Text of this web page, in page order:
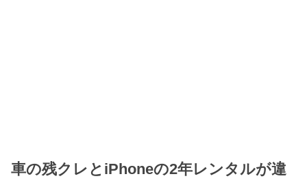
車の残クレとiPhoneの2年レンタルが違